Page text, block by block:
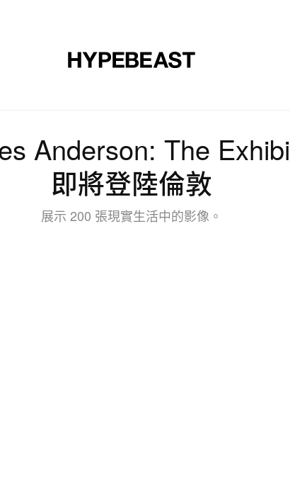
Anderson: The
即將登陸倫敦
展示 200 張現實生活中的影像。